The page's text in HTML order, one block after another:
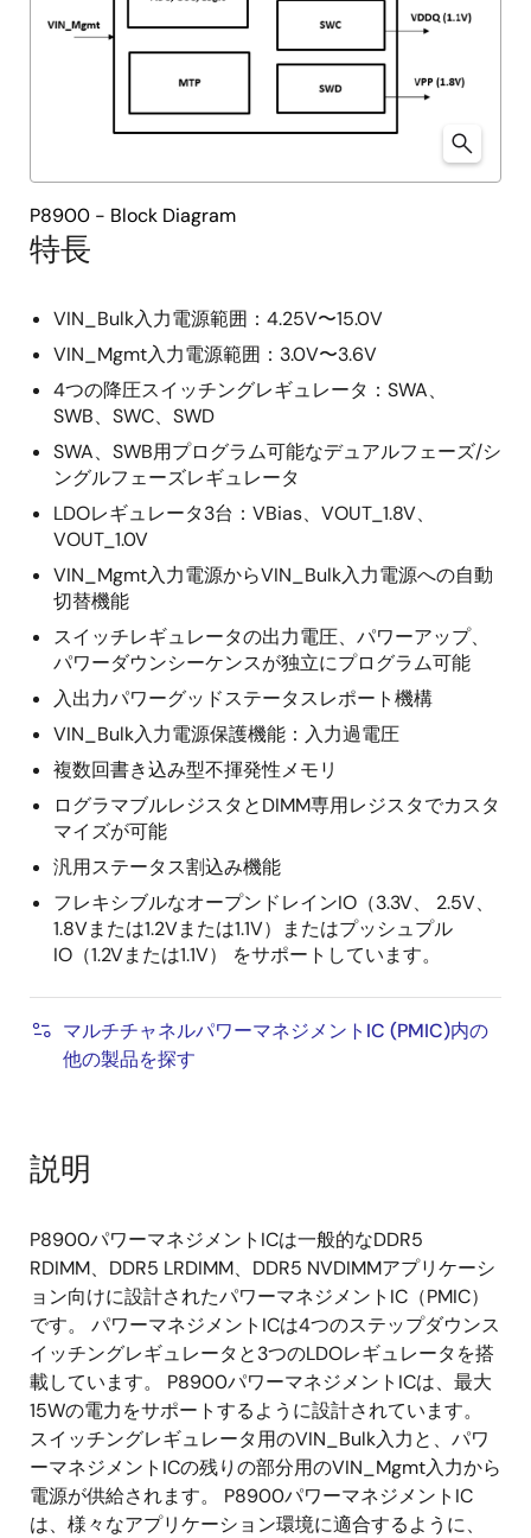
特長
VIN_Bulk入力電源範囲：4.25V〜15.0V
VIN_Mgmt入力電源範囲：3.0V〜3.6V
4つの降圧スイッチングレギュレータ：SWA、
SWB、SWC、SWD
SWA、SWB用プログラム可能なデュアルフェーズ/シ
ングルフェーズレギュレータ
LDOレギュレータ3台：VBias、VOUT_1.8V、
VOUT_1.0V
VIN_Mgmt入力電源からVIN_Bulk入力電源への自動
切替機能
スイッチレギュレータの出力電圧、パワーアップ、
パワーダウンシーケンスが独立にプログラム可能
入出力パワーグッドステータスレポート機構
VIN_Bulk入力電源保護機能：入力過電圧
複数回書き込み型不揮発性メモリ
ログラマブルレジスタとDIMM専用レジスタでカスタ
マイズが可能
汎用ステータス割込み機能
フレキシブルなオープンドレインIO（3.3V、 2.5V、
1.8Vまたは1.2Vまたは1.1V）またはプッシュプル
IO（1.2Vまたは1.1V） をサポートしています。
マルチチャネルパワーマネジメントIC (PMIC)内の
他の製品を探す
P8900 - Block Diagram
説明
P8900パワーマネジメントICは一般的なDDR5
RDIMM、DDR5 LRDIMM、DDR5 NVDIMMアプリケーシ
ョン向けに設計されたパワーマネジメントIC（PMIC）
です。 パワーマネジメントICは4つのステップダウンス
イッチングレギュレータと3つのLDOレギュレータを搭
載しています。 P8900パワーマネジメントICは、最大
15Wの電力をサポートするように設計されています。
スイッチングレギュレータ用のVIN_Bulk入力と、パワ
ーマネジメントICの残りの部分用のVIN_Mgmt入力から
電源が供給されます。 P8900パワーマネジメントIC
は、様々なアプリケーション環境に適合するように、